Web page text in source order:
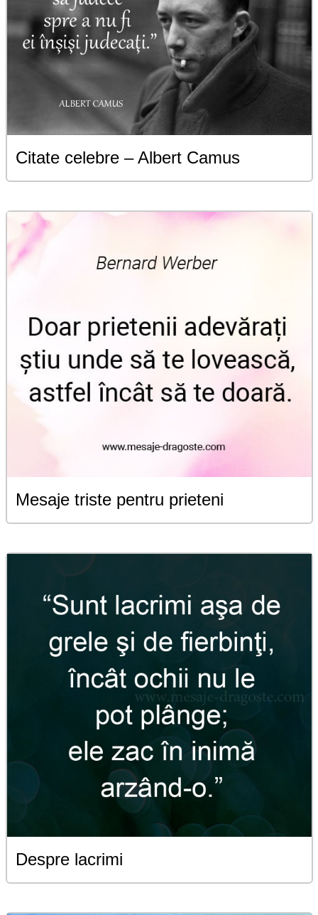
Citate celebre – Albert Camus
Mesaje triste pentru prieteni
Despre lacrimi